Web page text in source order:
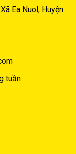
Ea Nuol, Huyện
tuần